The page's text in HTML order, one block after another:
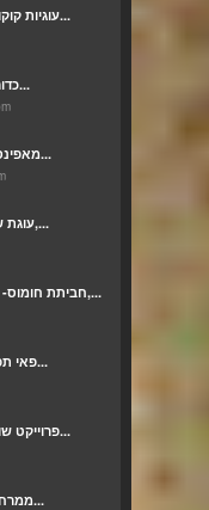
עוגיות קוקוס לפסח עם שקדים טחונים...
כדורי “בשר” סויה ברוטב לימוני...
מאפינס שוקולד עם אוכמניות, קרם...
עוגת שוקולד טבעונית עם בירה ויין,...
חביתת חומוס- חביתה טבעונית עם פטריות,...
פאי תפוחים ואגסים מתוק וקינמוני...
פרוייקט שותפות למטבח מציג: מתכוני...
ממרח “חמאת” שום ועשבי תיבול...